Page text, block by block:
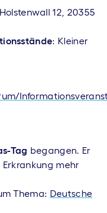
12, 20355
: Kleiner
Tag begangen. Er
mehr
Thema: Deutsche